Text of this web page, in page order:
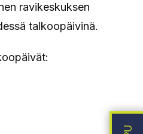
ravikeskuksen
talkoopäivinä.